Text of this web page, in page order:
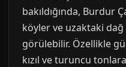
bakıldığında, Burdur
köyler ve uzaktaki dağ
görülebilir. Özellikle
kızıl ve turuncu